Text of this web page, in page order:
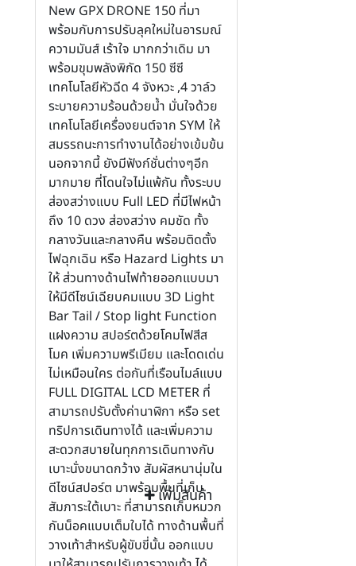
เพิ่มสินค้า
New GPX DRONE 150 ที่มา
พร้อมกับการปรับลุคใหม่ในอารมณ์
ความมันส์ เร้าใจ มากกว่าเดิม มา
พร้อมขุมพลังพิกัด 150 ซีซี
เทคโนโลยีหัวฉีด 4 จังหวะ ,4 วาล์ว
ระบายความร้อนด้วยน้ำ มั่นใจด้วย
เทคโนโลยีเครื่องยนต์จาก SYM ให้
สมรรถนะการทำงานได้อย่างเข้มข้น
นอกจากนี้ ยังมีฟังก์ชั่นต่างๆอีก
มากมาย ที่โดนใจไม่แพ้กัน ทั้งระบบ
ส่องสว่างแบบ Full LED ที่มีไฟหน้า
ถึง 10 ดวง ส่องสว่าง คมชัด ทั้ง
กลางวันและกลางคืน พร้อมติดตั้ง
ไฟฉุกเฉิน หรือ Hazard Lights มา
ให้ ส่วนทางด้านไฟท้ายออกแบบมา
ให้มีดีไซน์เฉียบคมแบบ 3D Light
Bar Tail / Stop light Function
แฝงความ สปอร์ตด้วยโคมไฟสีส
โมค เพิ่มความพรีเมียม และโดดเด่น
ไม่เหมือนใคร ต่อกันที่เรือนไมล์แบบ
FULL DIGITAL LCD METER ที่
สามารถปรับตั้งค่านาฬิกา หรือ set
ทริปการเดินทางได้ และเพิ่มความ
สะดวกสบายในทุกการเดินทางกับ
เบาะนั่งขนาดกว้าง สัมผัสหนานุ่มใน
ดีไซน์สปอร์ต มาพร้อมพื้นที่เก็บ
สัมภาระใต้เบาะ ที่สามารถเก็บหมวก
กันน็อคแบบเต็มใบได้ ทางด้านพื้นที่
วางเท้าสำหรับผู้ขับขี่นั้น ออกแบบ